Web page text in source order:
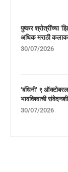
पुष्कर श्रोत्रींच्या
अधिक मराठी
30/07/2026
‘बंधिनी’ ९
भावविश्वाची
30/07/2026